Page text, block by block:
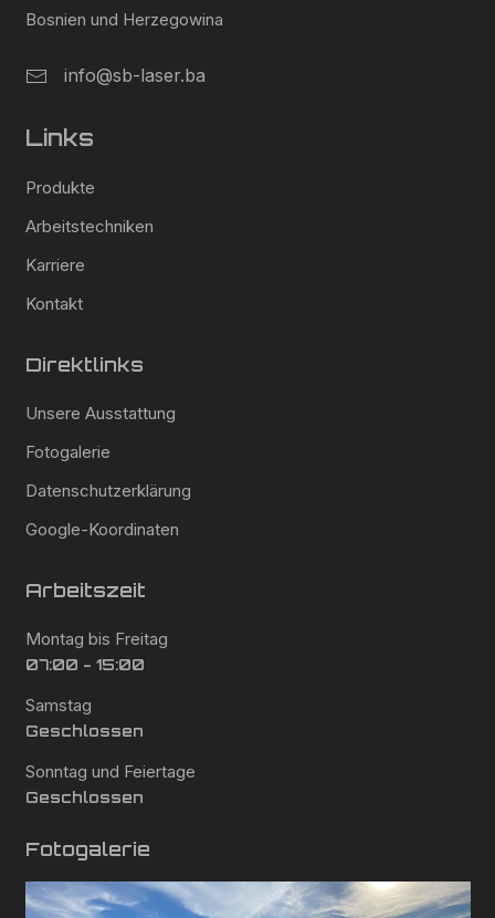
Bosnien und Herzegowina
info@sb-laser.ba
Links
Produkte
Arbeitstechniken
Karriere
Kontakt
Direktlinks
Unsere Ausstattung
Fotogalerie
Datenschutzerklärung
Google-Koordinaten
Arbeitszeit
Montag bis Freitag
07:00 - 15:00
Samstag
Geschlossen
Sonntag und Feiertage
Geschlossen
Fotogalerie